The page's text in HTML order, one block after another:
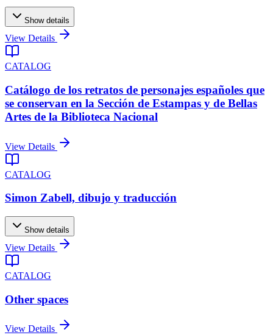
Show details
View Details
CATALOG
Catálogo de los retratos de personajes españoles que
se conservan en la Sección de Estampas y de Bellas
Artes de la Biblioteca Nacional
View Details
CATALOG
Simon Zabell, dibujo y traducción
Show details
View Details
CATALOG
Other spaces
View Details